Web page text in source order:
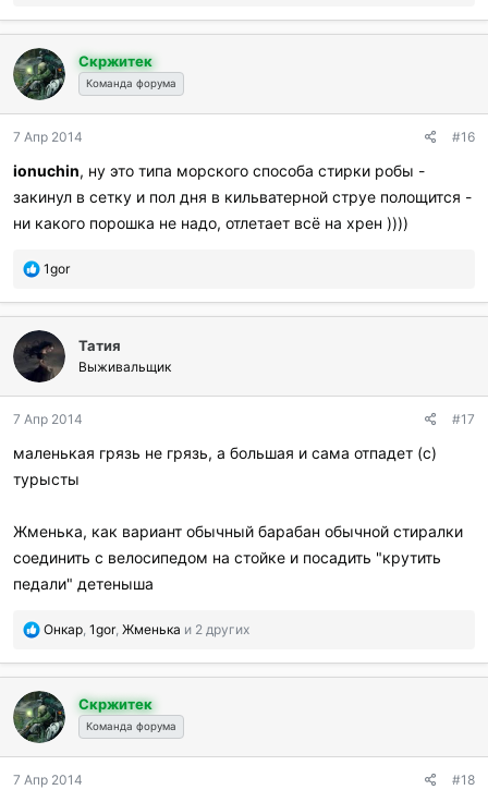
б
а
г
о
а
и
л
и
Скржитек
Команда форума
7 Апр 2014 #16
ionuchin, ну это типа морского способа стирки робы -
закинул в сетку и пол дня в кильватерной струе полощится -
ни какого порошка не надо, отлетает всё на хрен ))))
П
б
а
г
о
а
и
л
1gor
Татия
Выживальщик
7 Апр 2014 #17
маленькая грязь не грязь, а большая и сама отпадет (с)
турысты
Жменька, как вариант обычный барабан обычной стиралки
соединить с велосипедом на стойке и посадить "крутить
педали" детеныша
П
б
а
г
о
а
Онкар 1gor, Жменька и 2 других
Скржитек
Команда форума
7 Апр 2014 #18